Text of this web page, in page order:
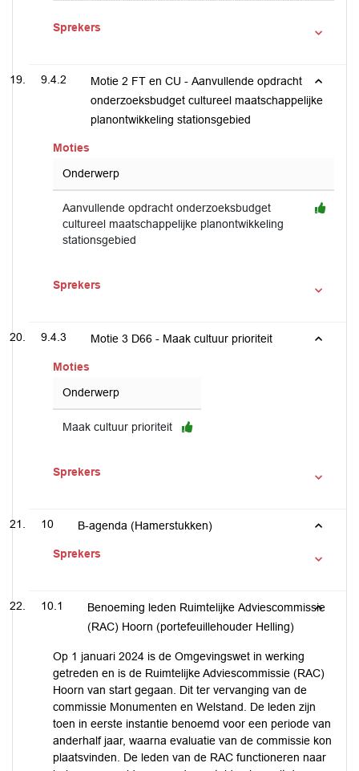
Sprekers
9.4.2
Motie 2 FT en CU - Aanvullende opdracht
onderzoeksbudget cultureel maatschappelijke
planontwikkeling stationsgebied
Moties
Onderwerp
Aanvullende opdracht onderzoeksbudget
cultureel maatschappelijke planontwikkeling
stationsgebied
Sprekers
9.4.3 Motie 3 D66 - Maak cultuur prioriteit
Moties
Onderwerp
Maak cultuur prioriteit
Sprekers
10 B-agenda (Hamerstukken)
Sprekers
10.1
Benoeming leden Ruimtelijke Adviescommissie
(RAC) Hoorn (portefeuillehouder Helling)
Op 1 januari 2024 is de Omgevingswet in werking
getreden en is de Ruimtelijke Adviescommissie (RAC)
Hoorn van start gegaan. Dit ter vervanging van de
commissie Monumenten en Welstand. De leden zijn
toen in eerste instantie benoemd voor een periode van
anderhalf jaar, waarna evaluatie van de commissie kon
plaatsvinden. De leden van de RAC functioneren naar